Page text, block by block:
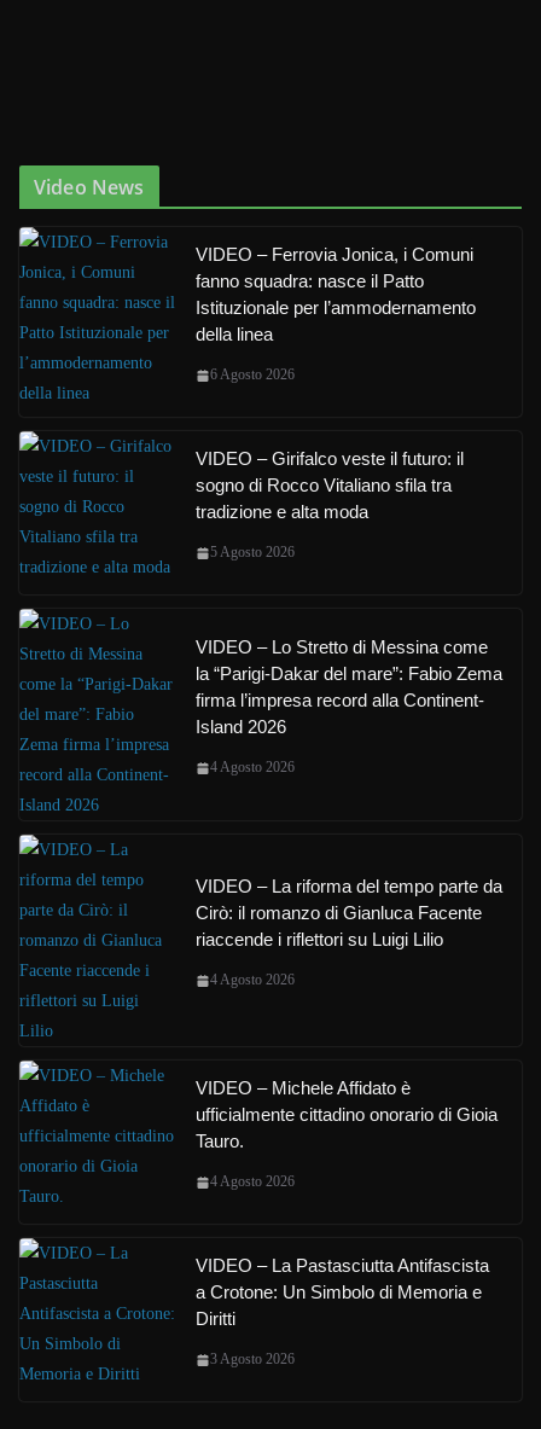
Video News
VIDEO – Ferrovia Jonica, i Comuni
fanno squadra: nasce il Patto
Istituzionale per l’ammodernamento
della linea
6 Agosto 2026
VIDEO – Girifalco veste il futuro: il
sogno di Rocco Vitaliano sfila tra
tradizione e alta moda
5 Agosto 2026
VIDEO – Lo Stretto di Messina come
la “Parigi-Dakar del mare”: Fabio Zema
firma l’impresa record alla Continent-
Island 2026
4 Agosto 2026
VIDEO – La riforma del tempo parte da
Cirò: il romanzo di Gianluca Facente
riaccende i riflettori su Luigi Lilio
4 Agosto 2026
VIDEO – Michele Affidato è
ufficialmente cittadino onorario di Gioia
Tauro.
4 Agosto 2026
VIDEO – La Pastasciutta Antifascista
a Crotone: Un Simbolo di Memoria e
Diritti
3 Agosto 2026